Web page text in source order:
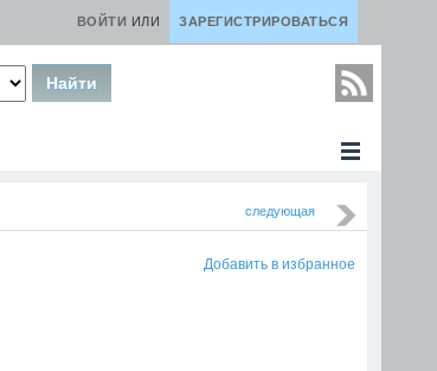
ЗАРЕГИСТРИРОВАТЬСЯ
ВОЙТИ ИЛИ
следующая
Добавить в избранное